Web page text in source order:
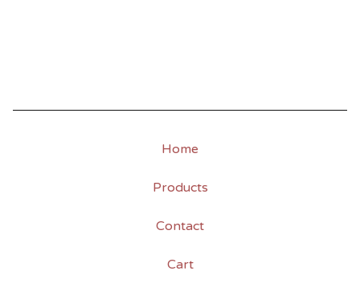
Home
Products
Contact
Cart